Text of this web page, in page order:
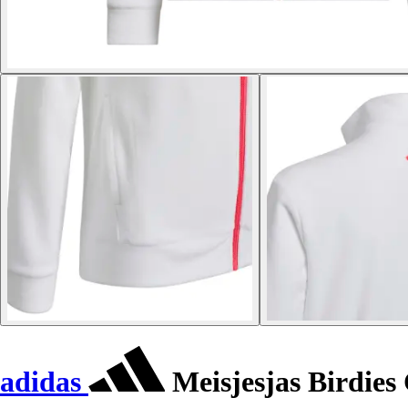
adidas Meisjesjas Birdies